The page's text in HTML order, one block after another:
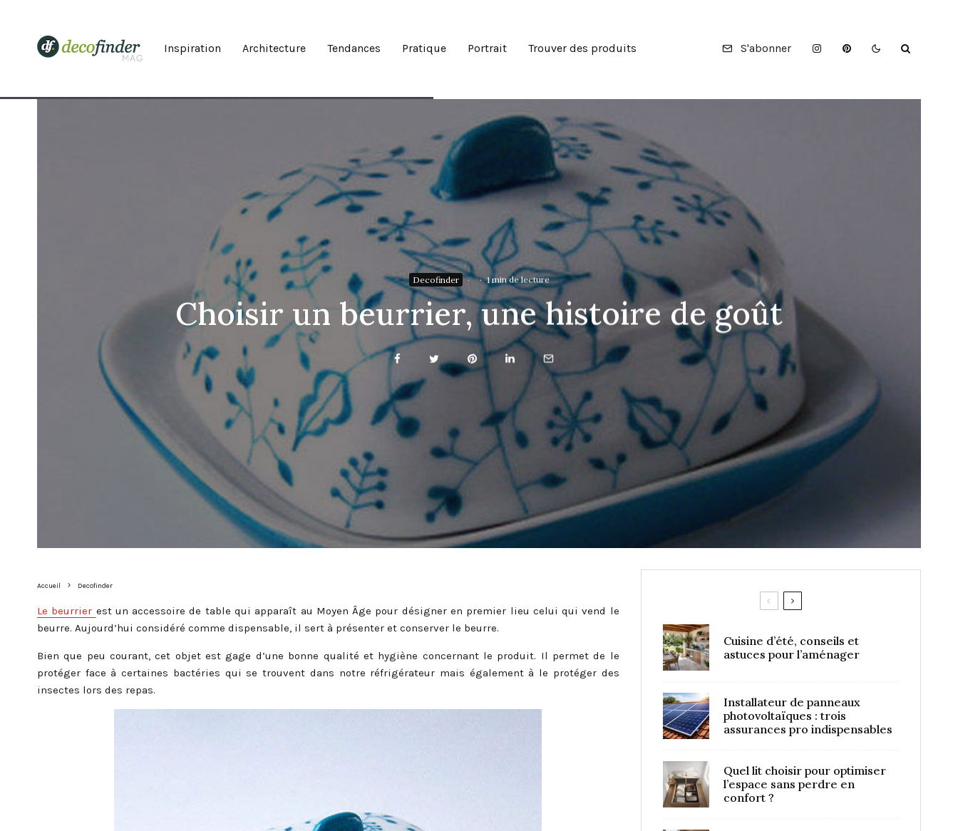
Inspiration Architecture Tendances Pratique Portrait Trouver des produits S'abonner
Decofinder · · 1 min de lecture
Choisir un beurrier, une histoire de goût
Accueil Decofinder
Le beurrier est un accessoire de table qui apparaît au Moyen Âge pour désigner en premier lieu celui qui vend le
beurre. Aujourd’hui considéré comme dispensable, il sert à présenter et conserver le beurre.
Bien que peu courant, cet objet est gage d’une bonne qualité et hygiène concernant le produit. Il permet de le
protéger face à certaines bactéries qui se trouvent dans notre réfrigérateur mais également à le protéger des
insectes lors des repas.
Cuisine d’été, conseils et
astuces pour l’aménager
Installateur de panneaux
photovoltaïques : trois
assurances pro indispensables
Quel lit choisir pour optimiser
l’espace sans perdre en
confort ?